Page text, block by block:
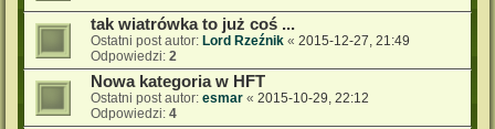
tak wiatrówka to już coś ...
Ostatni post autor: Lord Rzeźnik « 2015-12-27, 21:49
Odpowiedzi: 2
Nowa kategoria w HFT
Ostatni post autor: esmar « 2015-10-29, 22:12
Odpowiedzi: 4